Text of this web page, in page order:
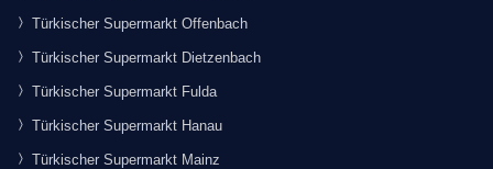
Türkischer Supermarkt Offenbach
Türkischer Supermarkt Dietzenbach
Türkischer Supermarkt Fulda
Türkischer Supermarkt Hanau
Türkischer Supermarkt Mainz